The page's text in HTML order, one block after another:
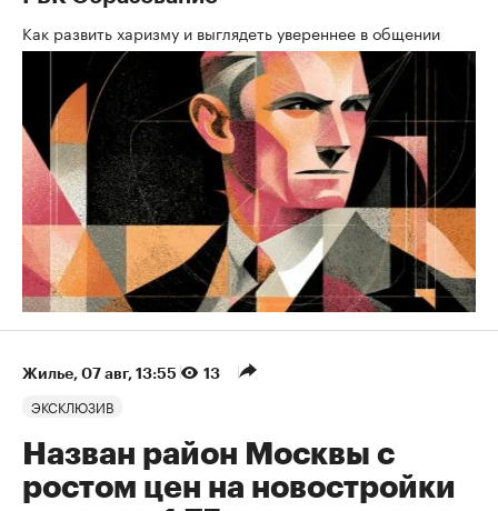
Как развить харизму и выглядеть увереннее в общении
Жилье⁠, 07 авг, 13:55 13
ЭКСКЛЮЗИВ
Назван район Москвы с
ростом цен на новостройки